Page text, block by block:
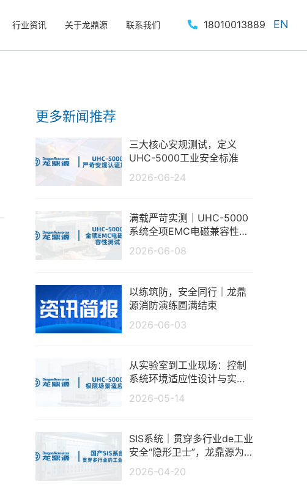
行业资讯 关于龙鼎源 联系我们 18010013889 EN
更多新闻推荐
三大核心安规测试，定义
UHC-5000工业安全标准
2026-06-24
满载严苛实测｜UHC-5000
系统全项EMC电磁兼容性测
试报告
2026-06-08
以练筑防，安全同行｜龙鼎
源消防演练圆满结束
2026-06-03
从实验室到工业现场：控制
系统环境适应性设计与实测
分析
2026-05-14
SIS系统｜贯穿多行业de工业
安全“隐形卫士”，龙鼎源为
生产保驾护航
2026-04-20